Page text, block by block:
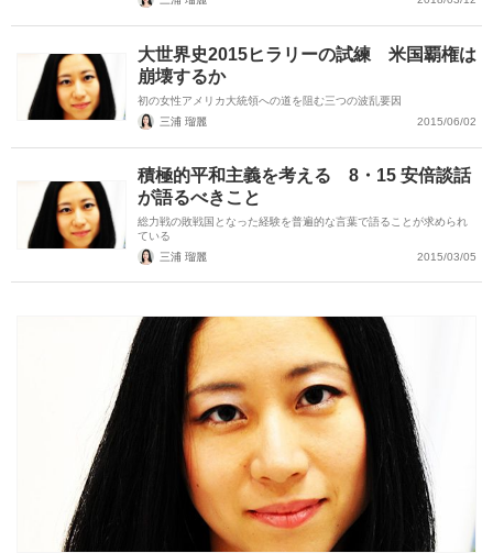
大世界史2015ヒラリーの試練 米国覇権は
崩壊するか
初の女性アメリカ大統領への道を阻む三つの波乱要因
三浦 瑠麗
2015/06/02
積極的平和主義を考える 8・15 安倍談話
が語るべきこと
総力戦の敗戦国となった経験を普遍的な言葉で語ることが求められ
ている
三浦 瑠麗
2015/03/05